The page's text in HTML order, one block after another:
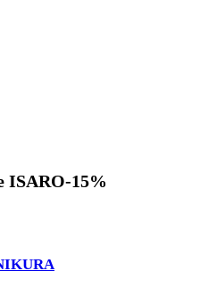
ISARO-15%